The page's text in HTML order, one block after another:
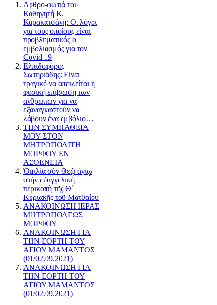
Άρθρο-φωτιά του
Καθηγητή Κ.
Καρακατσάνη: Οι λόγοι
για τους οποίους είναι
προβληματικός ο
εμβολιασμός για τον
Covid 19
Ελπιδοφόρος
Σωτηριάδης: Είναι
τραγικό να απειλείται η
φυσική επιβίωση των
ανθρώπων για να
εξαναγκαστούν να
λάβουν ένα εμβόλιο…
ΤΗΝ ΣΥΜΠΑΘΕΙΑ
ΜΟΥ ΣΤΟΝ
ΜΗΤΡΟΠΟΛΙΤΗ
ΜΟΡΦΟΥ ΕΝ
ΑΣΘΕΝΕΙΑ
Ὁμιλία σὺν Θεῷ ἁγίῳ
στὴν εὐαγγελικὴ
περικοπὴ τῆς Θ´
Κυριακῆς τοῦ Ματθαίου
ΑΝΑΚΟΙΝΩΣΗ ΙΕΡΑΣ
ΜΗΤΡΟΠΟΛΕΩΣ
ΜΟΡΦΟΥ
ΑΝΑΚΟΙΝΩΣΗ ΓΙΑ
ΤΗΝ ΕΟΡΤΗ ΤΟΥ
ΑΓΙΟΥ ΜΑΜΑΝΤΟΣ
(01/02.09.2021)
ΑΝΑΚΟΙΝΩΣΗ ΓΙΑ
ΤΗΝ ΕΟΡΤΗ ΤΟΥ
ΑΓΙΟΥ ΜΑΜΑΝΤΟΣ
(01/02.09.2021)